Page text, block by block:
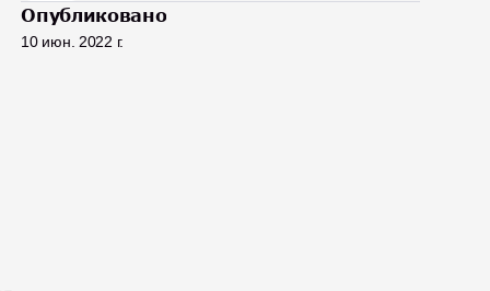
Опубликовано
10 июн. 2022 г.